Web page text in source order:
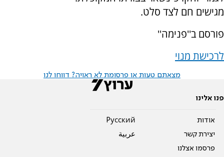
מגישים חם לצד סלט.
פורסם ב''פנימה''
לרכישת מנוי
מצאתם טעות או פרסומת לא ראויה? דווחו לנו
פנו אלינו
אודות
יצירת קשר
פרסמו אצלנו
Pусский
عربية